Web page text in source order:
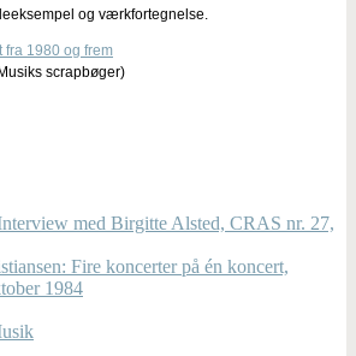
og værkfortegnelse.
fra 1980 og frem
scrapbøger)
med Birgitte Alsted, CRAS nr. 27,
Fire koncerter på én koncert,
1984